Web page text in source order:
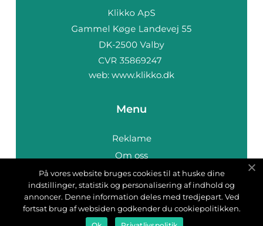
web: www.klikko.dk
Menu
Reklame
Om oss
Cookies
Kontakt Oss
Sitemap
På vores website bruges cookies til at huske dine
indstillinger, statistik og personalisering af indhold og
annoncer. Denne information deles med tredjepart. Ved
fortsat brug af websiden godkender du cookiepolitikken.